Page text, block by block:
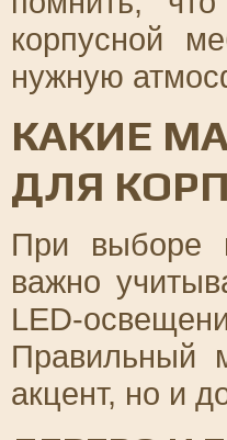
корпусной
нужную
КАКИЕ
ДЛЯ
При выборе
важно
LED-
Правильный
акцент, но и